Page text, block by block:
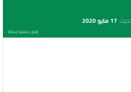
17 مايو 2020
رقم جمعية رسالة